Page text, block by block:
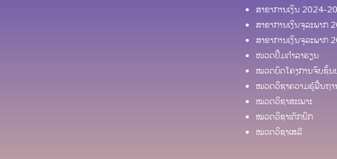
ສາຂາການເງິນ 2024-
ສາຂາການເງິນຈຸລະພາກ
ສາຂາການເງິນຈຸລະພາກ
ໜວດປຶ້ມຕຳລາຮຽນ
ໝວດບົດໂຄງການຈົບຊັ້ນ
ໝວດວິຊາຄວາມຮູ້ຟື້ນຖາ
ໝວດວິຊາສະເພາະ
ໝວດວິຊາເຕັກນິກ
ໝວດວິຊາເສລີ